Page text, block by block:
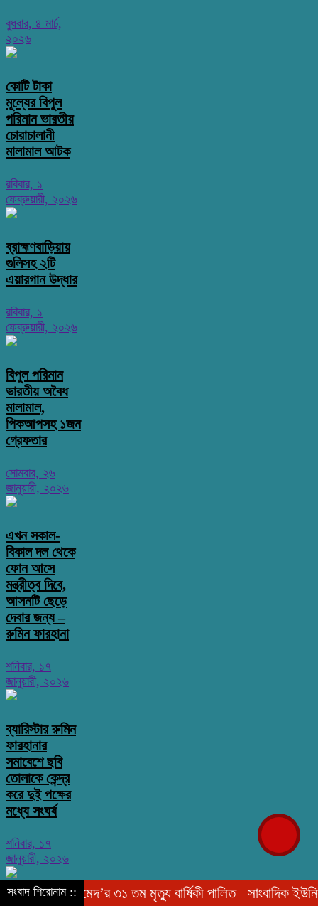
বুধবার, ৪ মার্চ,
২০২৬
কোটি টাকা
মূল্যের বিপুল
পরিমান ভারতীয়
চোরাচালানী
মালামাল আটক
রবিবার, ১
ফেব্রুয়ারী, ২০২৬
ব্রাহ্মণবাড়িয়ায়
গুলিসহ ২টি
এয়ারগান উদ্ধার
রবিবার, ১
ফেব্রুয়ারী, ২০২৬
বিপুল পরিমান
ভারতীয় অবৈধ
মালামাল,
পিকআপসহ ১জন
গ্রেফতার
সোমবার, ২৬
জানুয়ারী, ২০২৬
এখন সকাল-
বিকাল দল থেকে
ফোন আসে
মন্ত্রীত্ব দিবে,
আসনটি ছেড়ে
দেবার জন্য –
রুমিন ফারহানা
শনিবার, ১৭
জানুয়ারী, ২০২৬
ব্যারিস্টার রুমিন
ফারহানার
সমাবেশে ছবি
তোলাকে কেন্দ্র
করে দুই পক্ষের
মধ্যে সংঘর্ষ
শনিবার, ১৭
জানুয়ারী, ২০২৬
সংবাদ শিরোনাম ::
আহমেদ’র ৩১ তম মৃত্যু বার্ষিকী পালিত সাংবাদিক ইউনিয়ন